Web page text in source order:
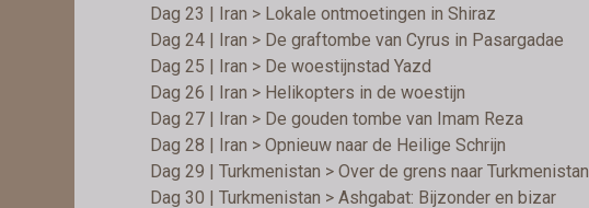
Dag 23 | Iran > Lokale ontmoetingen in Shiraz
Dag 24 | Iran > De graftombe van Cyrus in Pasargadae
Dag 25 | Iran > De woestijnstad Yazd
Dag 26 | Iran > Helikopters in de woestijn
Dag 27 | Iran > De gouden tombe van Imam Reza
Dag 28 | Iran > Opnieuw naar de Heilige Schrijn
Dag 29 | Turkmenistan > Over de grens naar Turkmenistan
Dag 30 | Turkmenistan > Ashgabat: Bijzonder en bizar